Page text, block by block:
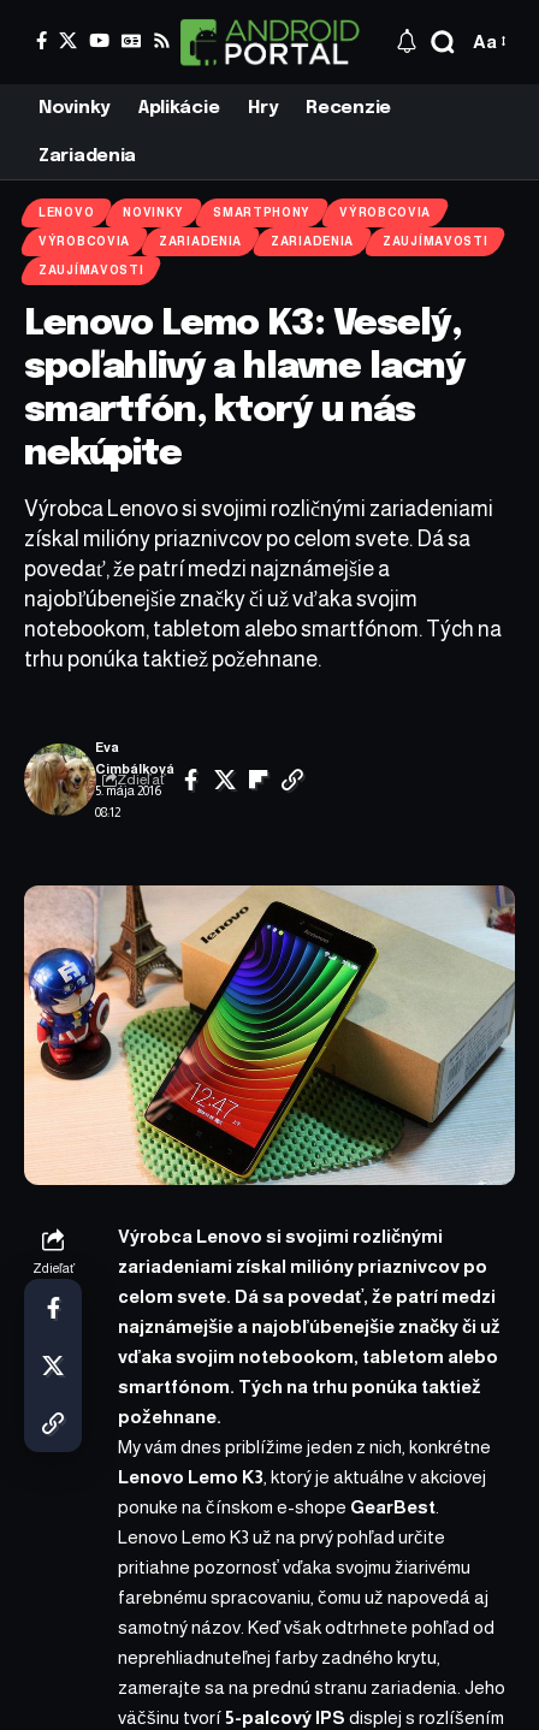
Aa
Novinky Aplikácie Hry Recenzie
Zariadenia
LENOVO NOVINKY SMARTPHONY VÝROBCOVIA
VÝROBCOVIA ZARIADENIA ZARIADENIA ZAUJÍMAVOSTI
ZAUJÍMAVOSTI
Lenovo Lemo K3: Veselý,
spoľahlivý a hlavne lacný
smartfón, ktorý u nás
nekúpite
Výrobca Lenovo si svojimi rozličnými zariadeniami
získal milióny priaznivcov po celom svete. Dá sa
povedať, že patrí medzi najznámejšie a
najobľúbenejšie značky či už vďaka svojim
notebookom, tabletom alebo smartfónom. Tých na
trhu ponúka taktiež požehnane.
5. mája 2016
08:12
Eva
Cimbálková
Zdieľať
Zdieľať
Výrobca Lenovo si svojimi rozličnými
zariadeniami získal milióny priaznivcov po
celom svete. Dá sa povedať, že patrí medzi
najznámejšie a najobľúbenejšie značky či už
vďaka svojim notebookom, tabletom alebo
smartfónom. Tých na trhu ponúka taktiež
požehnane.
My vám dnes priblížime jeden z nich, konkrétne
Lenovo Lemo K3 , ktorý je aktuálne v akciovej
ponuke na čínskom e-shope GearBest
Lenovo Lemo K3 už na prvý pohľad určite
pritiahne pozornosť vďaka svojmu žiarivému
farebnému spracovaniu, čomu už napovedá aj
samotný názov. Keď však odtrhnete pohľad od
neprehliadnuteľnej farby zadného krytu,
zamerajte sa na prednú stranu zariadenia. Jeho
väčšinu tvorí5-palcový IPS displej s rozlíšením